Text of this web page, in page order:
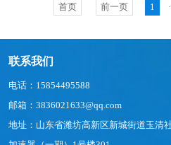
首页 前一页 1
联系我们
电话：15854495588
邮箱：3836021633@qq.com
地址：山东省潍坊高新区新城街道玉清